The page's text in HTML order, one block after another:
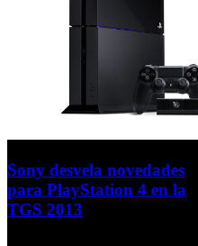
Sony desvela novedades
para PlayStation 4 en la
TGS 2013